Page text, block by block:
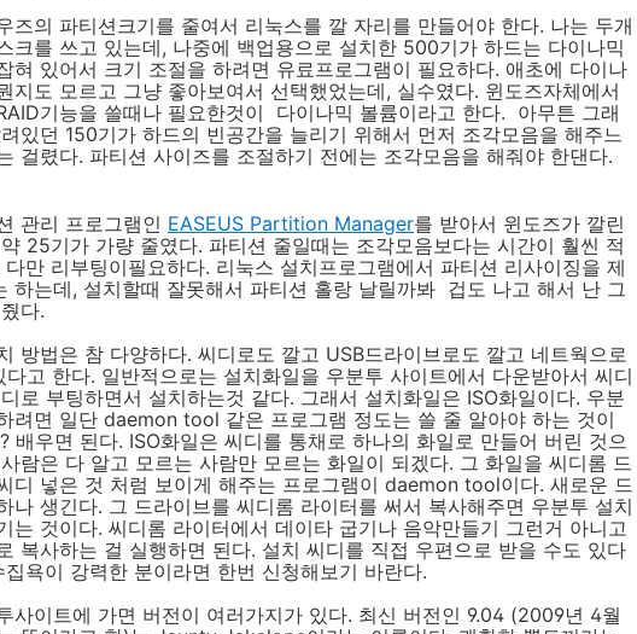
즈의 파티션크기를 줄여서 리눅스를 깔 자리를 만들어야 한다. 나는 두개
크를 쓰고 있는데, 나중에 백업용으로 설치한 500기가 하드는 다이나믹
혀 있어서 크기 조절을 하려면 유료프로그램이 필요하다. 애초에 다이나
지도 모르고 그냥 좋아보여서 선택했었는데, 실수였다. 윈도즈자체에서
기능을 쓸때나 필요한것이 다이나믹 볼륨이라고 한다. 아무튼 그래
있던 150기가 하드의 빈공간을 늘리기 위해서 먼저 조각모음을 해주느
걸렸다. 파티션 사이즈를 조절하기 전에는 조각모음을 해줘야 한댄다.
관리 프로그램인 EASEUS Partition Manager를 받아서 윈도즈가 깔린
25기가 가량 줄였다. 파티션 줄일때는 조각모음보다는 시간이 훨씬 적
다만 리부팅이필요하다. 리눅스 설치프로그램에서 파티션 리사이징을 제
하는데, 설치할때 잘못해서 파티션 홀랑 날릴까봐 겁도 나고 해서 난 그
다.
방법은 참 다양하다. 씨디로도 깔고 USB드라이브로도 깔고 네트웍으로
다고 한다. 일반적으로는 설치화일을 우분투 사이트에서 다운받아서 씨디
로 부팅하면서 설치하는것 같다. 그래서 설치화일은 ISO화일이다. 우분
려면 일단 daemon tool 같은 프로그램 정도는 쓸 줄 알아야 하는 것이
배우면 된다. ISO화일은 씨디를 통채로 하나의 화일로 만들어 버린 것으
람은 다 알고 모르는 사람만 모르는 화일이 되겠다. 그 화일을 씨디롬 드
디 넣은 것 처럼 보이게 해주는 프로그램이 daemon tool이다. 새로운 드
나 생긴다. 그 드라이브를 씨디롬 라이터를 써서 복사해주면 우분투 설치
는 것이다. 씨디롬 라이터에서 데이타 굽기나 음악만들기 그런거 아니고
복사하는 걸 실행하면 된다. 설치 씨디를 직접 우편으로 받을 수도 있다
집욕이 강력한 분이라면 한번 신청해보기 바란다.
사이트에 가면 버전이 여러가지가 있다. 최신 버전인 9.04 (2009년 4월